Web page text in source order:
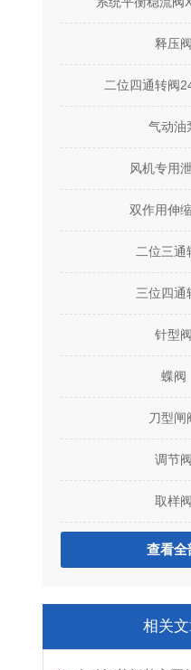
释压阀
二位四通转阀
气动油
风机专用
双作用伸
二位三通
三位四通
针型阀
蝶阀
刀型闸
调节阀
取样阀
查看全
相关